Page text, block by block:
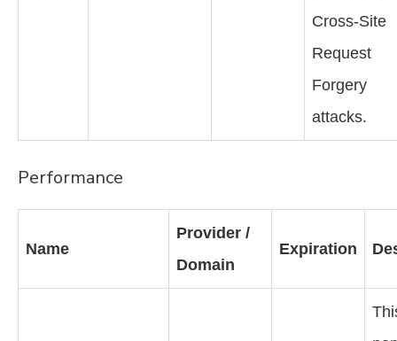
Cross-Site
Request
Forgery
attacks.
Performance
Name
Provider /
Domain
Expiration